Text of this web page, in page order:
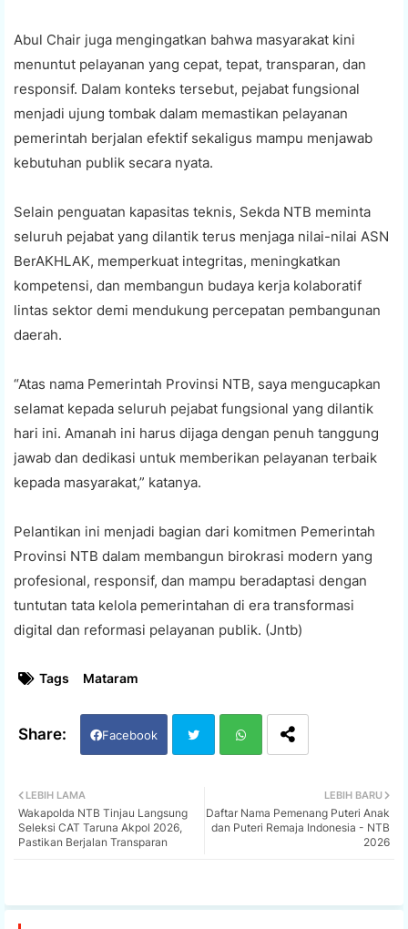
Abul Chair juga mengingatkan bahwa masyarakat kini
menuntut pelayanan yang cepat, tepat, transparan, dan
responsif. Dalam konteks tersebut, pejabat fungsional
menjadi ujung tombak dalam memastikan pelayanan
pemerintah berjalan efektif sekaligus mampu menjawab
kebutuhan publik secara nyata.
Selain penguatan kapasitas teknis, Sekda NTB meminta
seluruh pejabat yang dilantik terus menjaga nilai-nilai ASN
BerAKHLAK, memperkuat integritas, meningkatkan
kompetensi, dan membangun budaya kerja kolaboratif
lintas sektor demi mendukung percepatan pembangunan
daerah.
“Atas nama Pemerintah Provinsi NTB, saya mengucapkan
selamat kepada seluruh pejabat fungsional yang dilantik
hari ini. Amanah ini harus dijaga dengan penuh tanggung
jawab dan dedikasi untuk memberikan pelayanan terbaik
kepada masyarakat,” katanya.
Pelantikan ini menjadi bagian dari komitmen Pemerintah
Provinsi NTB dalam membangun birokrasi modern yang
profesional, responsif, dan mampu beradaptasi dengan
tuntutan tata kelola pemerintahan di era transformasi
digital dan reformasi pelayanan publik. (Jntb)
Tags Mataram
Facebook
tter ats
LEBIH BARU
Daftar Nama Pemenang Puteri Anak
dan Puteri Remaja Indonesia - NTB
2026
LEBIH LAMA
Wakapolda NTB Tinjau Langsung
Seleksi CAT Taruna Akpol 2026,
Pastikan Berjalan Transparan